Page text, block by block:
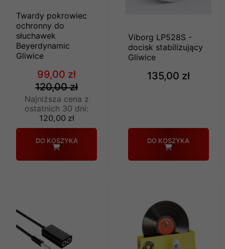
Twardy pokrowiec
ochronny do
słuchawek
Beyerdynamic
Gliwice
99,00 zł
120,00 zł
Najniższa cena z
ostatnich 30 dni:
120,00 zł
DO KOSZYKA
Viborg LP528S -
docisk stabilizujący
Gliwice
135,00 zł